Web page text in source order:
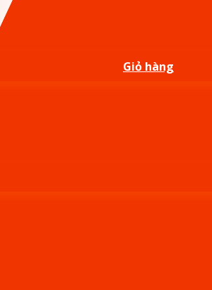
Giỏ hàng